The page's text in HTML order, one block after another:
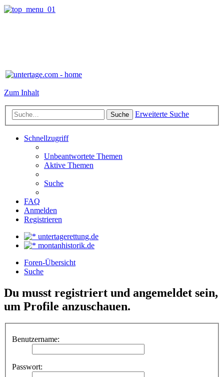
Zum Inhalt
Suche Erweiterte Suche
Schnellzugriff
Unbeantwortete Themen
Aktive Themen
Suche
FAQ
Anmelden
Registrieren
untertagerettung.de
montanhistorik.de
Foren-Übersicht
Suche
Du musst registriert und angemeldet sein,
um Profile anzuschauen.
Benutzername:
Passwort: